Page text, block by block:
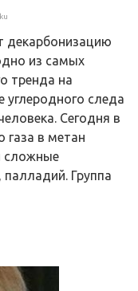
декарбонизацию
из самых
тренда на
углеродного следа
Сегодня в
газа в метан
сложные
Группа